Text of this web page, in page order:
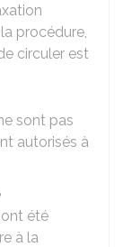
procédure,
circuler est
sont pas
autorisés à
été
à la